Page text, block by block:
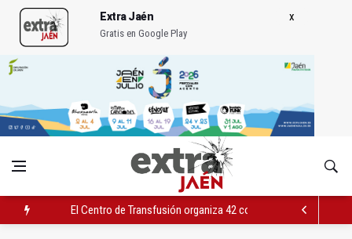
Extra Jaén
Gratis en Google Play
El Centro de Transfusión organiza 42 colectas de sangre en la